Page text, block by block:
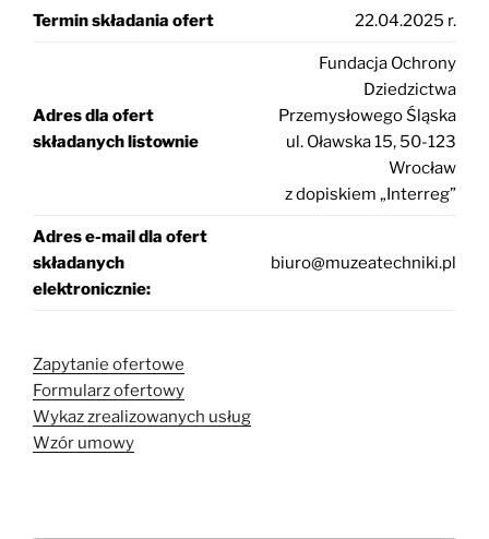
Termin składania ofert 22.04.2025 r.
Adres dla ofert
składanych listownie
Fundacja Ochrony
Dziedzictwa
Przemysłowego Śląska
ul. Oławska 15, 50-123
Wrocław
z dopiskiem „Interreg”
Adres e-mail dla ofert
składanych
elektronicznie:
biuro@muzeatechniki.pl
Zapytanie ofertowe
Formularz ofertowy
Wykaz zrealizowanych usług
Wzór umowy